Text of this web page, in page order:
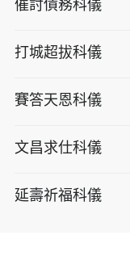
催討債務科儀
打城超拔科儀
賽答天恩科儀
文昌求仕科儀
延壽祈福科儀